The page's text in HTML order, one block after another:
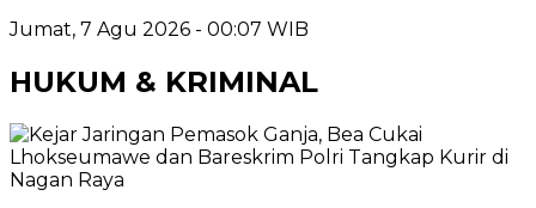
Jumat, 7 Agu 2026 - 00:07 WIB
HUKUM & KRIMINAL